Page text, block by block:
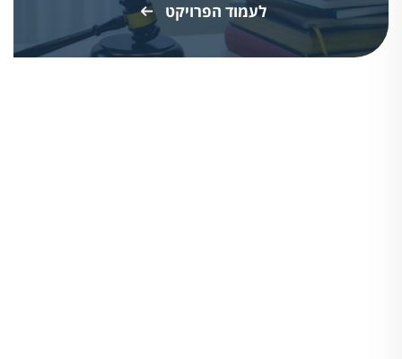
לעמוד הפרויקט